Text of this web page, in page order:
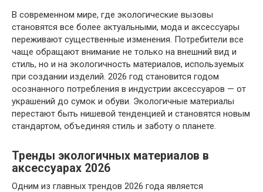
В современном мире, где экологические вызовы
становятся все более актуальными, мода и аксессуары
переживают существенные изменения. Потребители все
чаще обращают внимание не только на внешний вид и
стиль, но и на экологичность материалов, используемых
при создании изделий. 2026 год становится годом
осознанного потребления в индустрии аксессуаров — от
украшений до сумок и обуви. Экологичные материалы
перестают быть нишевой тенденцией и становятся новым
стандартом, объединяя стиль и заботу о планете.
Тренды экологичных материалов в
аксессуарах 2026
Одним из главных трендов 2026 года является